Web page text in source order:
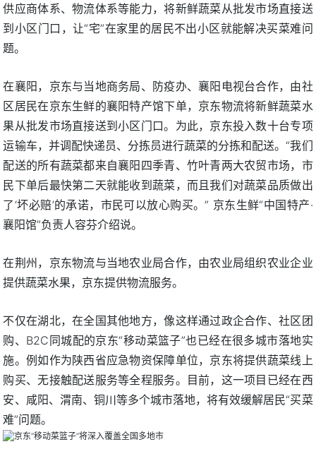
供应商体系、物流体系等能力，将新鲜蔬菜从批发市场直接送
到小区门口，让“宅”在家里的居民不出小区就能解决买菜难问
题。
在襄阳，京东与当地商务局、防疫办、襄阳电视台合作，由社
区居民在京东生鲜的襄阳特产馆下单，京东物流将新鲜蔬菜水
果从批发市场直接送到小区门口。为此，京东投入数十台专项
运输车，并调配快递员、分拣员进行蔬菜的分拣和配送。“我们
配送的所有蔬菜都来自襄阳四季青、竹叶青两大农贸市场，市
民下单后最快第二天就能收到蔬菜，而且我们对蔬菜品质做出
了‘坏必赔’的承诺，市民可以放心购买。” 京东生鲜“中国特产·
襄阳馆”负责人容芬介绍说。
在荆州，京东物流与当地农业局合作，由农业局组织农业企业
提供蔬菜水果，京东提供物流服务。
不仅在湖北，在全国其他地方，像这样通过政企合作、社区团
购、B2C同城配的京东“移动菜篮子”也已经在很多城市落地实
施。例如作为陕西省应急物资保障单位，京东将提供蔬菜线上
购买、无接触配送服务等全程服务。目前，这一项目已经在西
安、咸阳、渭南、铜川等多个城市落地，将有效缓解居民“买菜
难”问题。